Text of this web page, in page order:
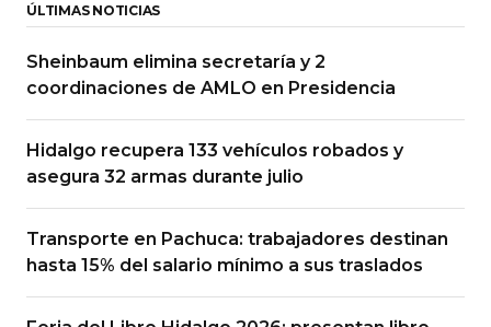
ÚLTIMAS NOTICIAS
Sheinbaum elimina secretaría y 2
coordinaciones de AMLO en Presidencia
Hidalgo recupera 133 vehículos robados y
asegura 32 armas durante julio
Transporte en Pachuca: trabajadores destinan
hasta 15% del salario mínimo a sus traslados